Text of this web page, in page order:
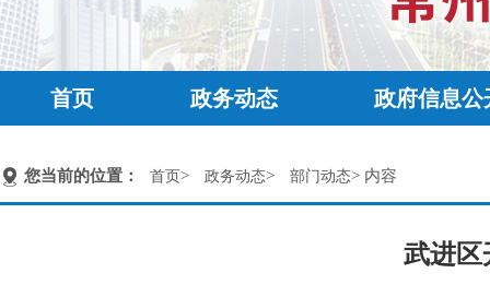
首页 政务动态 政府信息公
您当前的位置： 首页> 政务动态> 部门动态> 内容
武进区